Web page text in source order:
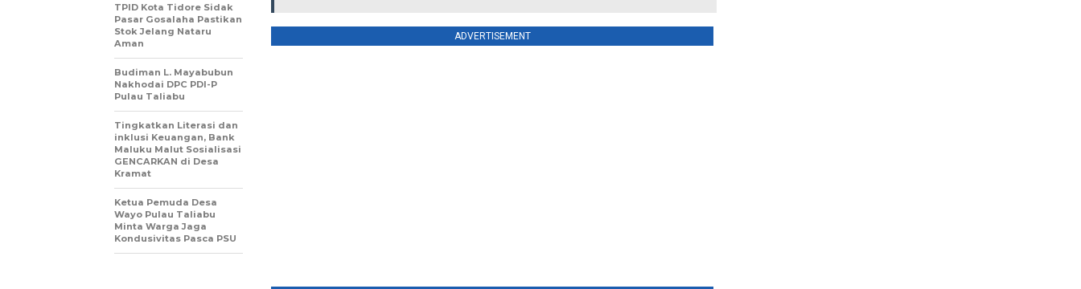
ADVERTISEMENT
TPID Kota Tidore Sidak
Pasar Gosalaha Pastikan
Stok Jelang Nataru
Aman
Budiman L. Mayabubun
Nakhodai DPC PDI-P
Pulau Taliabu
Tingkatkan Literasi dan
inklusi Keuangan, Bank
Maluku Malut Sosialisasi
GENCARKAN di Desa
Kramat
Ketua Pemuda Desa
Wayo Pulau Taliabu
Minta Warga Jaga
Kondusivitas Pasca PSU